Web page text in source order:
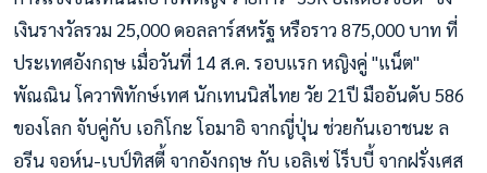
เงินรางวัลรวม 25,000 ดอลลาร์สหรัฐ หรือราว 875,000 บาท ที่
ประเทศอังกฤษ เมื่อวันที่ 14 ส.ค. รอบแรก หญิงคู่ "แน็ต"
พัณณิน โควาพิทักษ์เทศ นักเทนนิสไทย วัย 21ปี มืออันดับ 586
ของโลก จับคู่กับ เอกิโกะ โอมาอิ จากญี่ปุ่น ช่วยกันเอาชนะ ล
อรีน จอห์น-เบป์ทิสตี้ จากอังกฤษ กับ เอลิเซ่ โร็บบี้ จากฝรั่งเศส